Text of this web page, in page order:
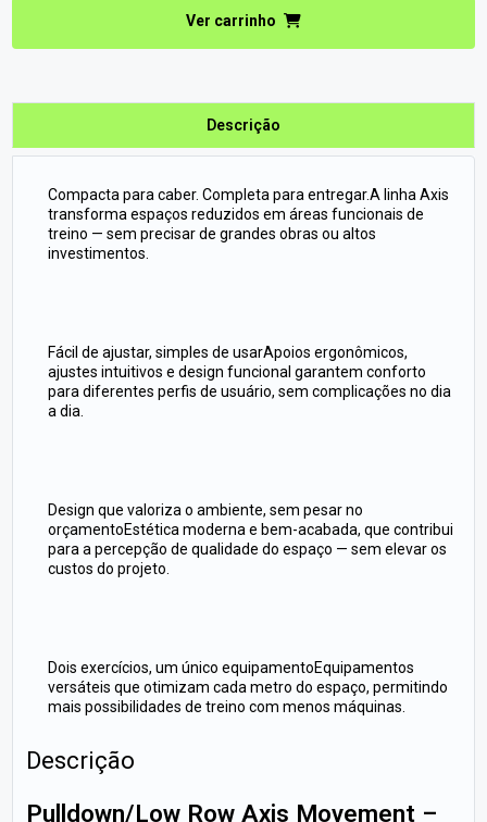
Ver carrinho
Descrição
Compacta para caber. Completa para entregar.A linha Axis
transforma espaços reduzidos em áreas funcionais de
treino — sem precisar de grandes obras ou altos
investimentos.
Fácil de ajustar, simples de usarApoios ergonômicos,
ajustes intuitivos e design funcional garantem conforto
para diferentes perfis de usuário, sem complicações no dia
a dia.
Design que valoriza o ambiente, sem pesar no
orçamentoEstética moderna e bem-acabada, que contribui
para a percepção de qualidade do espaço — sem elevar os
custos do projeto.
Dois exercícios, um único equipamentoEquipamentos
versáteis que otimizam cada metro do espaço, permitindo
mais possibilidades de treino com menos máquinas.
Descrição
Pulldown/Low Row Axis Movement –